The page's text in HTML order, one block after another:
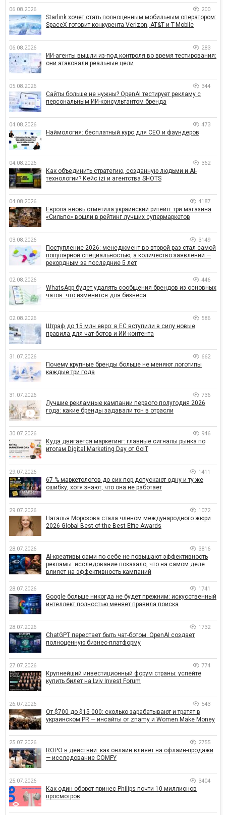
06.08.2026 200
Starlink хочет стать полноценным мобильным оператором:
SpaceX готовит конкурента Verizon, AT&T и T-Mobile
06.08.2026 283
ИИ-агенты вышли из-под контроля во время тестирования:
они атаковали реальные цели
05.08.2026 344
Сайты больше не нужны? OpenAI тестирует рекламу с
персональным ИИ-консультантом бренда
04.08.2026 473
Наймология: бесплатный курс для CEO и фаундеров
04.08.2026 362
Как объединить стратегию, созданную людьми и AI-
технологии? Кейс izi и агентства SHOTS
04.08.2026 4187
Европа вновь отметила украинский ритейл: три магазина
«Сильпо» вошли в рейтинг лучших супермаркетов
03.08.2026 3149
Поступление-2026: менеджмент во второй раз стал самой
популярной специальностью, а количество заявлений —
рекордным за последние 5 лет
02.08.2026 446
WhatsApp будет удалять сообщения брендов из основных
чатов: что изменится для бизнеса
02.08.2026 586
Штраф до 15 млн евро: в ЕС вступили в силу новые
правила для чат-ботов и ИИ-контента
31.07.2026 662
Почему крупные бренды больше не меняют логотипы
каждые три года
31.07.2026 736
Лучшие рекламные кампании первого полугодия 2026
года: какие бренды задавали тон в отрасли
30.07.2026 946
Куда двигается маркетинг: главные сигналы рынка по
итогам Digital Marketing Day от GoIT
29.07.2026 1411
67 % маркетологов до сих пор допускают одну и ту же
ошибку, хотя знают, что она не работает
29.07.2026 1072
Наталья Морозова стала членом международного жюри
2026 Global Best of the Best Effie Awards
28.07.2026 3816
AI-креативы сами по себе не повышают эффективность
рекламы: исследование показало, что на самом деле
влияет на эффективность кампаний
28.07.2026 1741
Google больше никогда не будет прежним: искусственный
интеллект полностью меняет правила поиска
28.07.2026 1732
ChatGPT перестает быть чат-ботом. OpenAI создает
полноценную бизнес-платформу
27.07.2026 774
Крупнейший инвестиционный форум страны: успейте
купить билет на Lviv Invest Forum
26.07.2026 543
От $700 до $15 000: сколько зарабатывают и тратят в
украинском PR — инсайты от znamy и Women Make Money
25.07.2026 2755
ROPO в действии: как онлайн влияет на офлайн-продажи
— исследование COMFY
25.07.2026 3404
Как один оборот принес Philips почти 10 миллионов
просмотров